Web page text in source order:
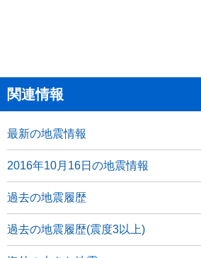
関連情報
最新の地震情報
2016年10月16日の地震情報
過去の地震履歴
過去の地震履歴(震度3以上)